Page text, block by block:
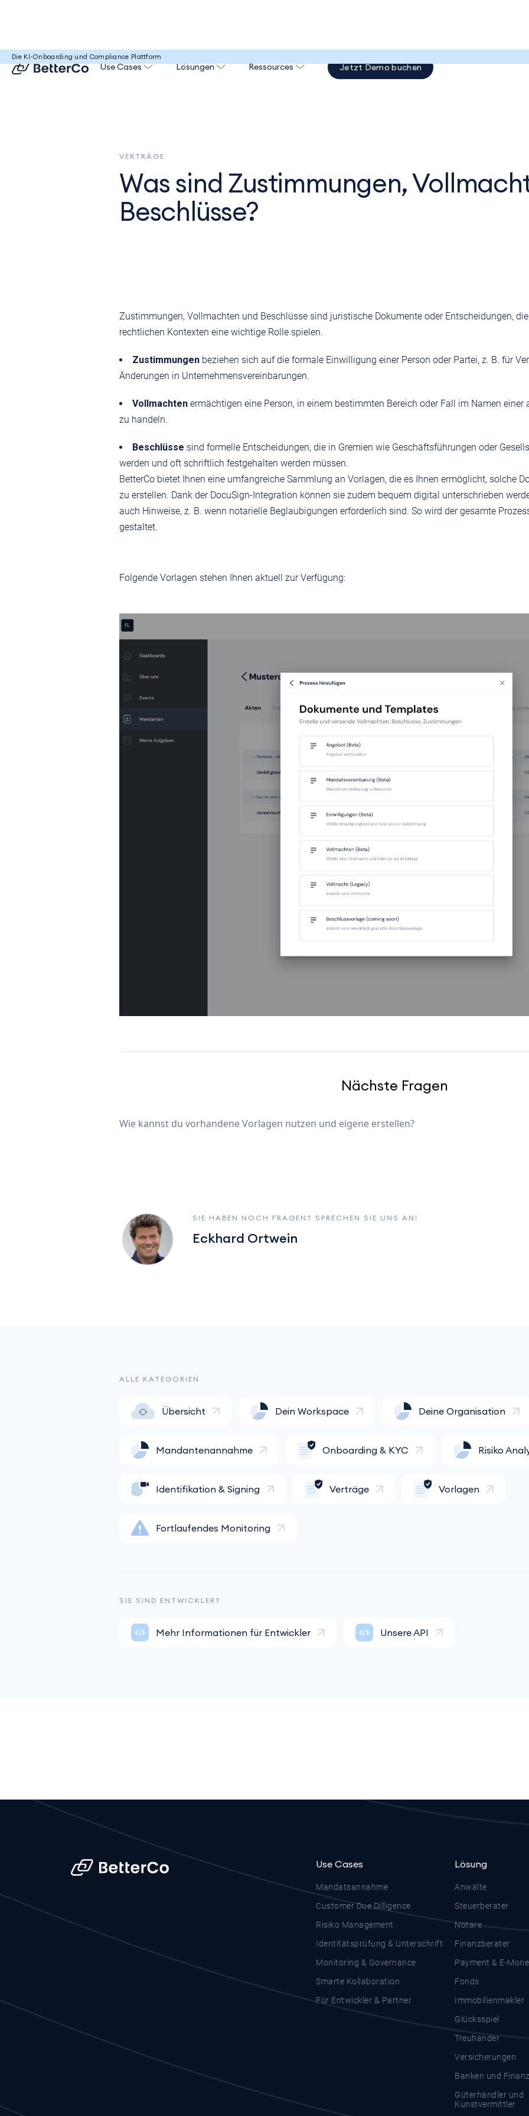
Die KI-Onboarding und Compliance Plattform
Use Cases Lösungen Ressources Jetzt Demo buchen
Help Center / Verträge / Was sind Zustimmungen, Vollmachten und Beschlüsse?
VERTRÄGE
Was sind Zustimmungen,
Beschlüsse?
Zustimmungen, Vollmachten und Beschlüsse sind juristische Dokumente oder Entscheidungen,
rechtlichen Kontexten eine wichtige Rolle spielen.
Zustimmungen beziehen sich auf die formale Einwilligung einer Person oder Partei, z. B. für
Änderungen in Unternehmensvereinbarungen.
Vollmachten ermächtigen eine Person, in einem bestimmten Bereich oder Fall im Namen einer
zu handeln.
Beschlüsse sind formelle Entscheidungen, die in Gremien wie Geschäftsführungen oder
werden und oft schriftlich festgehalten werden müssen.
BetterCo bietet Ihnen eine umfangreiche Sammlung an Vorlagen, die es Ihnen ermöglicht, solche
zu erstellen. Dank der DocuSign-Integration können sie zudem bequem digital unterschrieben
auch Hinweise, z. B. wenn notarielle Beglaubigungen erforderlich sind. So wird der gesamte
gestaltet.
Folgende Vorlagen stehen Ihnen aktuell zur Verfügung:
Nächste Fragen
Wie kannst du vorhandene Vorlagen nutzen und eigene erstellen?
SIE HABEN NOCH FRAGEN? SPRECHEN SIE UNS AN!
Eckhard Ortwein
ALLE KATEGORIEN
Übersicht Dein Workspace Deine Organisation
Mandantenannahme Onboarding & KYC Risiko
Identifikation & Signing Verträge Vorlagen
Fortlaufendes Monitoring
SIE SIND ENTWICKLER?
Mehr Informationen für Entwickler Unsere API
Use Cases
Mandatsannahme
Customer Due Dilligence
Risiko Management
Identitätsprüfung & Unterschrift
Monitoring & Governance
Smarte Kollaboration
Für Entwickler & Partner
Lösung
Anwälte
Steuerberater
Notare
Finanzberater
Payment & E-
Fonds
Immobilienmakler
Glücksspiel
Treuhänder
Versicherungen
Banken und
Güterhändler und
Kunstvermittler